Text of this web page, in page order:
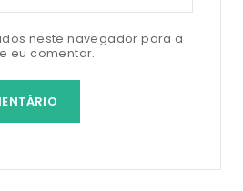
neste navegador para a
eu comentar.